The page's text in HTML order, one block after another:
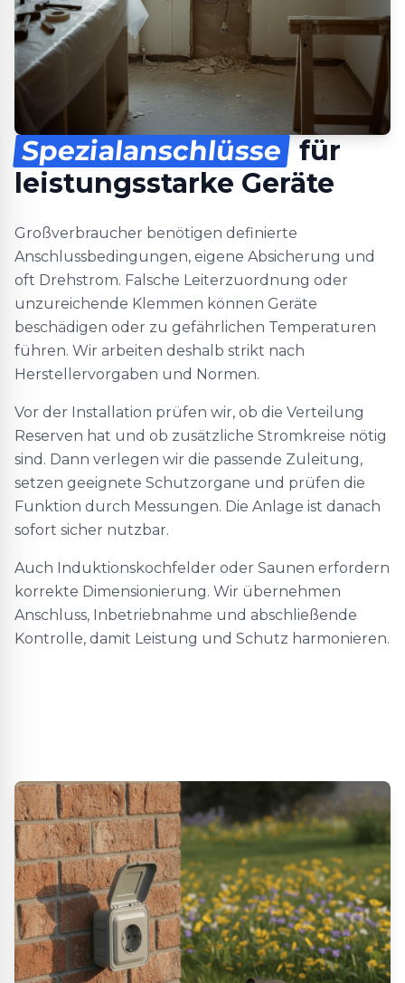
Spezialanschlüsse für
leistungsstarke Geräte
Großverbraucher benötigen definierte
Anschlussbedingungen, eigene Absicherung und
oft Drehstrom. Falsche Leiterzuordnung oder
unzureichende Klemmen können Geräte
beschädigen oder zu gefährlichen Temperaturen
führen. Wir arbeiten deshalb strikt nach
Herstellervorgaben und Normen.
Vor der Installation prüfen wir, ob die Verteilung
Reserven hat und ob zusätzliche Stromkreise nötig
sind. Dann verlegen wir die passende Zuleitung,
setzen geeignete Schutzorgane und prüfen die
Funktion durch Messungen. Die Anlage ist danach
sofort sicher nutzbar.
Auch Induktionskochfelder oder Saunen erfordern
korrekte Dimensionierung. Wir übernehmen
Anschluss, Inbetriebnahme und abschließende
Kontrolle, damit Leistung und Schutz harmonieren.